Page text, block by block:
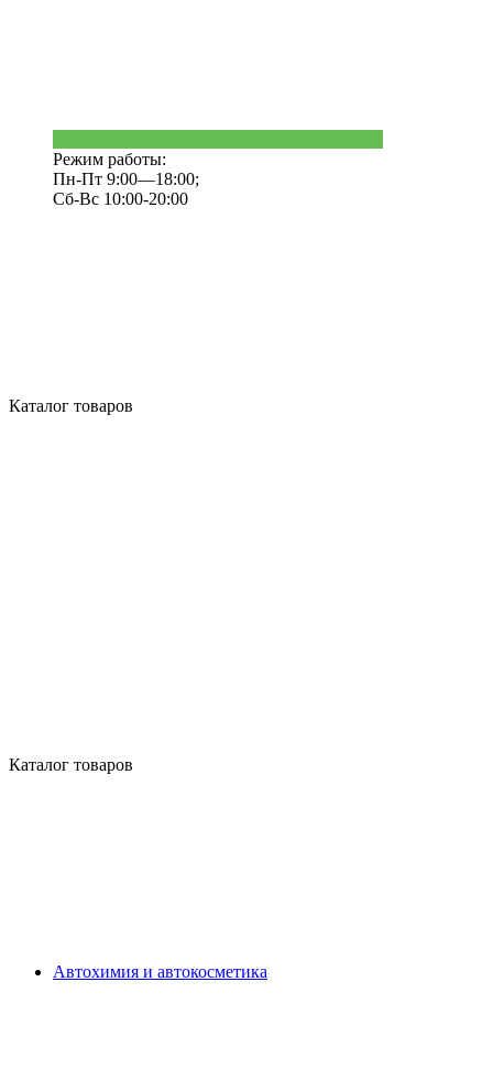
Режим работы:
Пн-Пт 9:00—18:00;
Сб-Вс 10:00-20:00
Каталог товаров
Каталог товаров
Автохимия и автокосметика